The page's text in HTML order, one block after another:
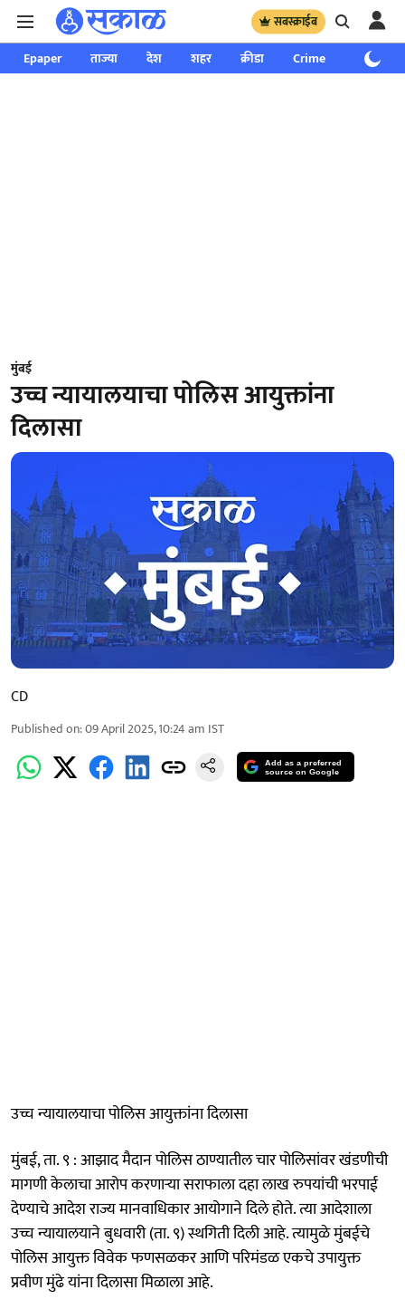
सबस्क्राईब
Epaper ताज्या देश शहर क्रीडा Crime साप्ताहिक
मुंबई
उच्च न्यायालयाचा पोलिस आयुक्तांना
दिलासा
CD
Published on:09 April 2025, 10:24 am IST
Add as a preferred
source on Google
उच्च न्यायालयाचा पोलिस आयुक्तांना दिलासा
मुंबई, ता. ९ : आझाद मैदान पोलिस ठाण्यातील चार पोलिसांवर खंडणीची
मागणी केलाचा आरोप करणाऱ्या सराफाला दहा लाख रुपयांची भरपाई
देण्याचे आदेश राज्य मानवाधिकार आयोगाने दिले होते. त्या आदेशाला
उच्च न्यायालयाने बुधवारी (ता. ९) स्थगिती दिली आहे. त्यामुळे मुंबईचे
पोलिस आयुक्त विवेक फणसळकर आणि परिमंडळ एकचे उपायुक्त
प्रवीण मुंढे यांना दिलासा मिळाला आहे.